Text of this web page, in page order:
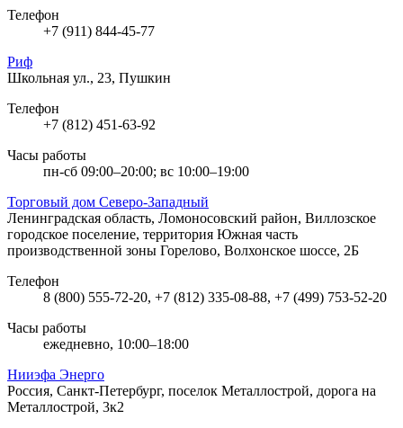
Телефон
+7 (911) 844-45-77
Риф
Школьная ул., 23, Пушкин
Телефон
+7 (812) 451-63-92
Часы работы
пн-сб 09:00–20:00; вс 10:00–19:00
Торговый дом Северо-Западный
Ленинградская область, Ломоносовский район, Виллозское
городское поселение, территория Южная часть
производственной зоны Горелово, Волхонское шоссе, 2Б
Телефон
8 (800) 555-72-20, +7 (812) 335-08-88, +7 (499) 753-52-20
Часы работы
ежедневно, 10:00–18:00
Нииэфа Энерго
Россия, Санкт-Петербург, поселок Металлострой, дорога на
Металлострой, 3к2